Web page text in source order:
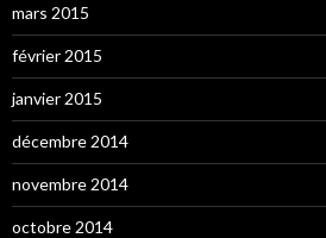
mars 2015
février 2015
janvier 2015
décembre 2014
novembre 2014
octobre 2014